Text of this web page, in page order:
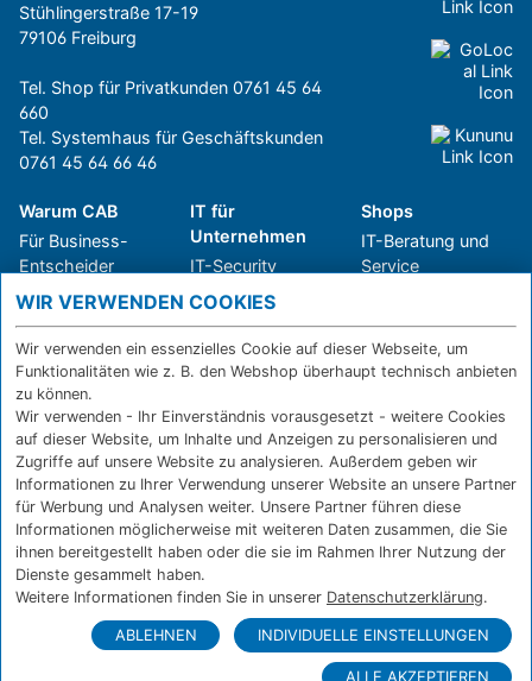
Stühlingerstraße 17-19
79106 Freiburg
Tel. Shop für Privatkunden 0761 45 64
660
Tel. Systemhaus für Geschäftskunden
0761 45 64 66 46
Warum CAB
Für Business-
Entscheider
Für IT-Leiter
Für Privatkunden
Erfolgsgeschichte
n
Branchen
IT für
Unternehmen
IT-Security
IT-Infrastruktur
IT-Service
Softwarelösungen
WLAN-Lösungen
Shops
IT-Beratung und
Service
Versand- und
Zahlarten
Widerruf
Über CAB
Karriere
Sponsoring
Partner
News
Kontakt
IMPRESSUM
DATENSCHUTZ
FERNWARTUNG
WIR VERWENDEN COOKIES
Wir verwenden ein essenzielles Cookie auf dieser Webseite, um
Funktionalitäten wie z. B. den Webshop überhaupt technisch anbieten
zu können.
Wir verwenden - Ihr Einverständnis vorausgesetzt - weitere Cookies
auf dieser Website, um Inhalte und Anzeigen zu personalisieren und
Zugriffe auf unsere Website zu analysieren. Außerdem geben wir
Informationen zu Ihrer Verwendung unserer Website an unsere Partner
für Werbung und Analysen weiter. Unsere Partner führen diese
Informationen möglicherweise mit weiteren Daten zusammen, die Sie
ihnen bereitgestellt haben oder die sie im Rahmen Ihrer Nutzung der
Dienste gesammelt haben.
Weitere Informationen finden Sie in unserer Datenschutzerklärung.
ABLEHNEN INDIVIDUELLE EINSTELLUNGEN
ALLE AKZEPTIEREN